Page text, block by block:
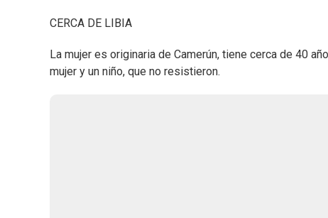
CERCA DE LIBIA
La mujer es originaria de Camerún, tiene cerca de 40
mujer y un niño, que no resistieron.